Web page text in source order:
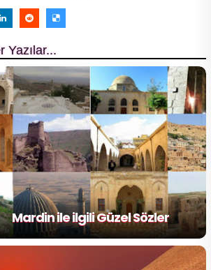
Yazılar...
Mardin ile ilgili Güzel Sözler